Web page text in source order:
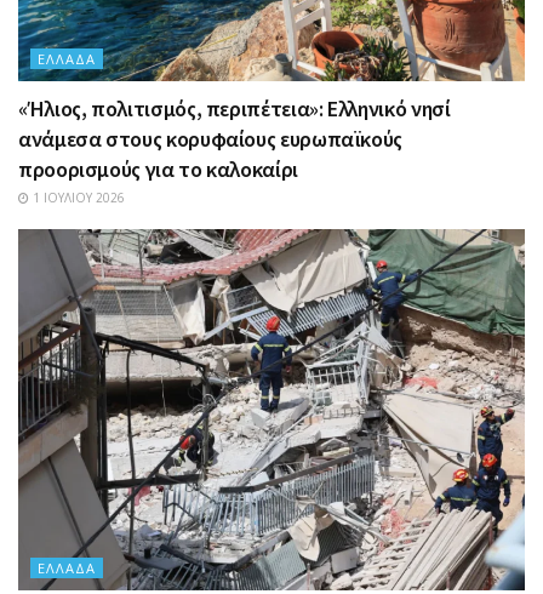
ΕΛΛΆΔΑ
«Ήλιος, πολιτισμός, περιπέτεια»: Ελληνικό νησί
ανάμεσα στους κορυφαίους ευρωπαϊκούς
προορισμούς για το καλοκαίρι
1 ΙΟΥΛΊΟΥ 2026
ΕΛΛΆΔΑ